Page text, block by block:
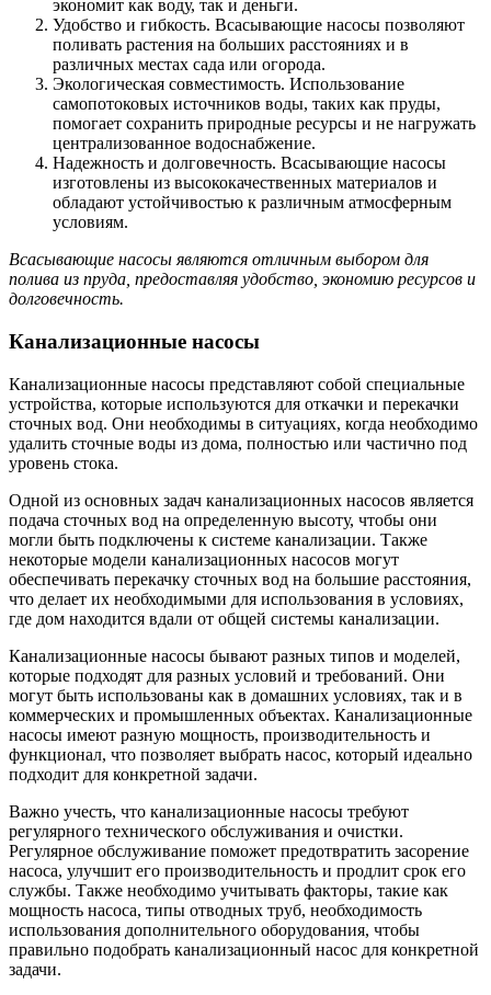
экономит как воду, так и деньги.
Удобство и гибкость. Всасывающие насосы позволяют
поливать растения на больших расстояниях и в
различных местах сада или огорода.
Экологическая совместимость. Использование
самопотоковых источников воды, таких как пруды,
помогает сохранить природные ресурсы и не нагружать
централизованное водоснабжение.
Надежность и долговечность. Всасывающие насосы
изготовлены из высококачественных материалов и
обладают устойчивостью к различным атмосферным
условиям.
Всасывающие насосы являются отличным выбором для
полива из пруда, предоставляя удобство, экономию ресурсов и
долговечность.
Канализационные насосы
Канализационные насосы представляют собой специальные
устройства, которые используются для откачки и перекачки
сточных вод. Они необходимы в ситуациях, когда необходимо
удалить сточные воды из дома, полностью или частично под
уровень стока.
Одной из основных задач канализационных насосов является
подача сточных вод на определенную высоту, чтобы они
могли быть подключены к системе канализации. Также
некоторые модели канализационных насосов могут
обеспечивать перекачку сточных вод на большие расстояния,
что делает их необходимыми для использования в условиях,
где дом находится вдали от общей системы канализации.
Канализационные насосы бывают разных типов и моделей,
которые подходят для разных условий и требований. Они
могут быть использованы как в домашних условиях, так и в
коммерческих и промышленных объектах. Канализационные
насосы имеют разную мощность, производительность и
функционал, что позволяет выбрать насос, который идеально
подходит для конкретной задачи.
Важно учесть, что канализационные насосы требуют
регулярного технического обслуживания и очистки.
Регулярное обслуживание поможет предотвратить засорение
насоса, улучшит его производительность и продлит срок его
службы. Также необходимо учитывать факторы, такие как
мощность насоса, типы отводных труб, необходимость
использования дополнительного оборудования, чтобы
правильно подобрать канализационный насос для конкретной
задачи.